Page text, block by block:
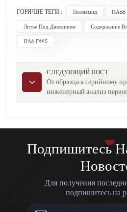
ГОРЯЧИЕ ТЕГИ : Полиамид ПА66
Литье Под Давлением Содержание
ПА6 ГФ15
СЛЕДУЮЩИЙ ПОСТ
От образца к серийному
инженерный анализ
Подпишитесь
Для получения
подпишитесь на